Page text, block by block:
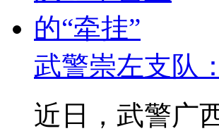
武警崇左支队
近日，武警广